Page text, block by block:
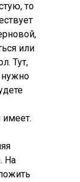
то
или
Тут,
нужно
имеет.
На